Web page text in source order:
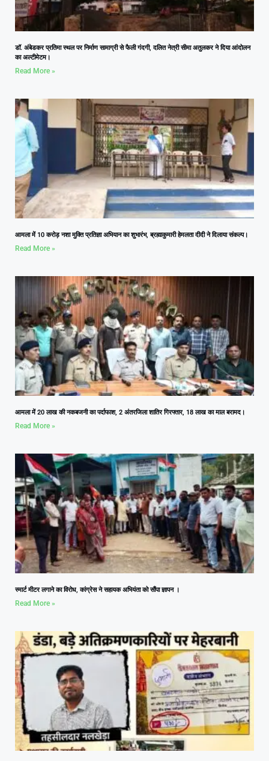
डॉ. अंबेडकर प्रतिमा स्थल पर निर्माण सामाग्री से फैली गंदगी, दलित नेत्री सीमा अतुलकर ने दिया आंदोलन
का अल्टीमेटम।
Read More »
आमला में 10 करोड़ नशा मुक्ति प्रतिज्ञा अभियान का शुभारंभ, ब्रह्माकुमारी हेमलता दीदी ने दिलाया संकल्प।
Read More »
आमला में 20 लाख की नकबजनी का पर्दाफाश, 2 अंतरजिला शातिर गिरफ्तार, 18 लाख का माल बरामद।
Read More »
स्मार्ट मीटर लगाने का विरोध, कांग्रेस ने सहायक अभियंता को सौंपा ज्ञापन ।
Read More »